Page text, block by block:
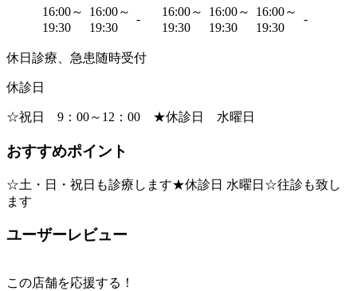
16:00～
19:30
16:00～
19:30
-
16:00～
19:30
16:00～
19:30
16:00～
19:30
-
休日診療、急患随時受付
休診日
☆祝日 9：00～12：00 ★休診日 水曜日
おすすめポイント
☆土・日・祝日も診療します★休診日 水曜日☆往診も致し
ます
ユーザーレビュー
この店舗を応援する！